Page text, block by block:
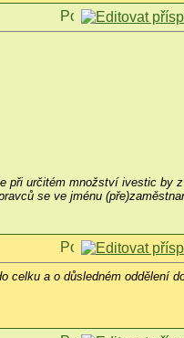
určitém množství ivestic by
se ve jménu
celku a o důsledném oddělení